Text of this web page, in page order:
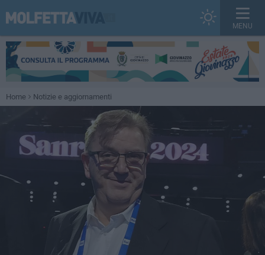
MENU
Home Notizie e aggiornamenti